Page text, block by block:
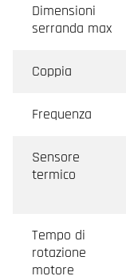
Dimensioni
serranda max
Coppia
Frequenza
Sensore
termico
Tempo di
rotazione
motore